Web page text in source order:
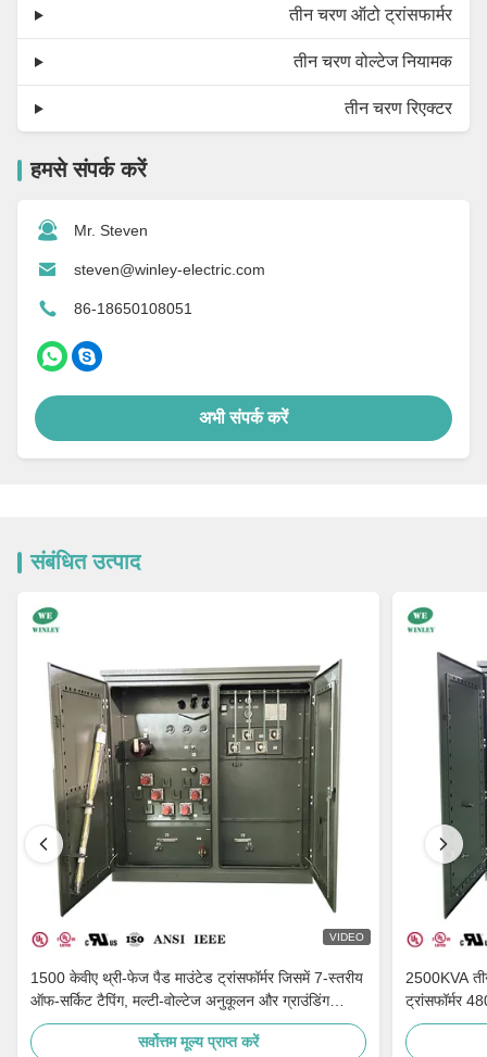
तीन चरण ऑटो ट्रांसफार्मर
तीन चरण वोल्टेज नियामक
तीन चरण रिएक्टर
हमसे संपर्क करें
Mr. Steven
steven@winley-electric.com
86-18650108051
अभी संपर्क करें
संबंधित उत्पाद
VIDEO
1500 केवीए थ्री-फेज पैड माउंटेड ट्रांसफॉर्मर जिसमें 7-स्तरीय
ऑफ-सर्किट टैपिंग, मल्टी-वोल्टेज अनुकूलन और ग्राउंडिंग
पोर्सिलेन बुशिंग है
सर्वोत्तम मूल्य प्राप्त करें
2500KVA
ट्रांसफॉर्मर